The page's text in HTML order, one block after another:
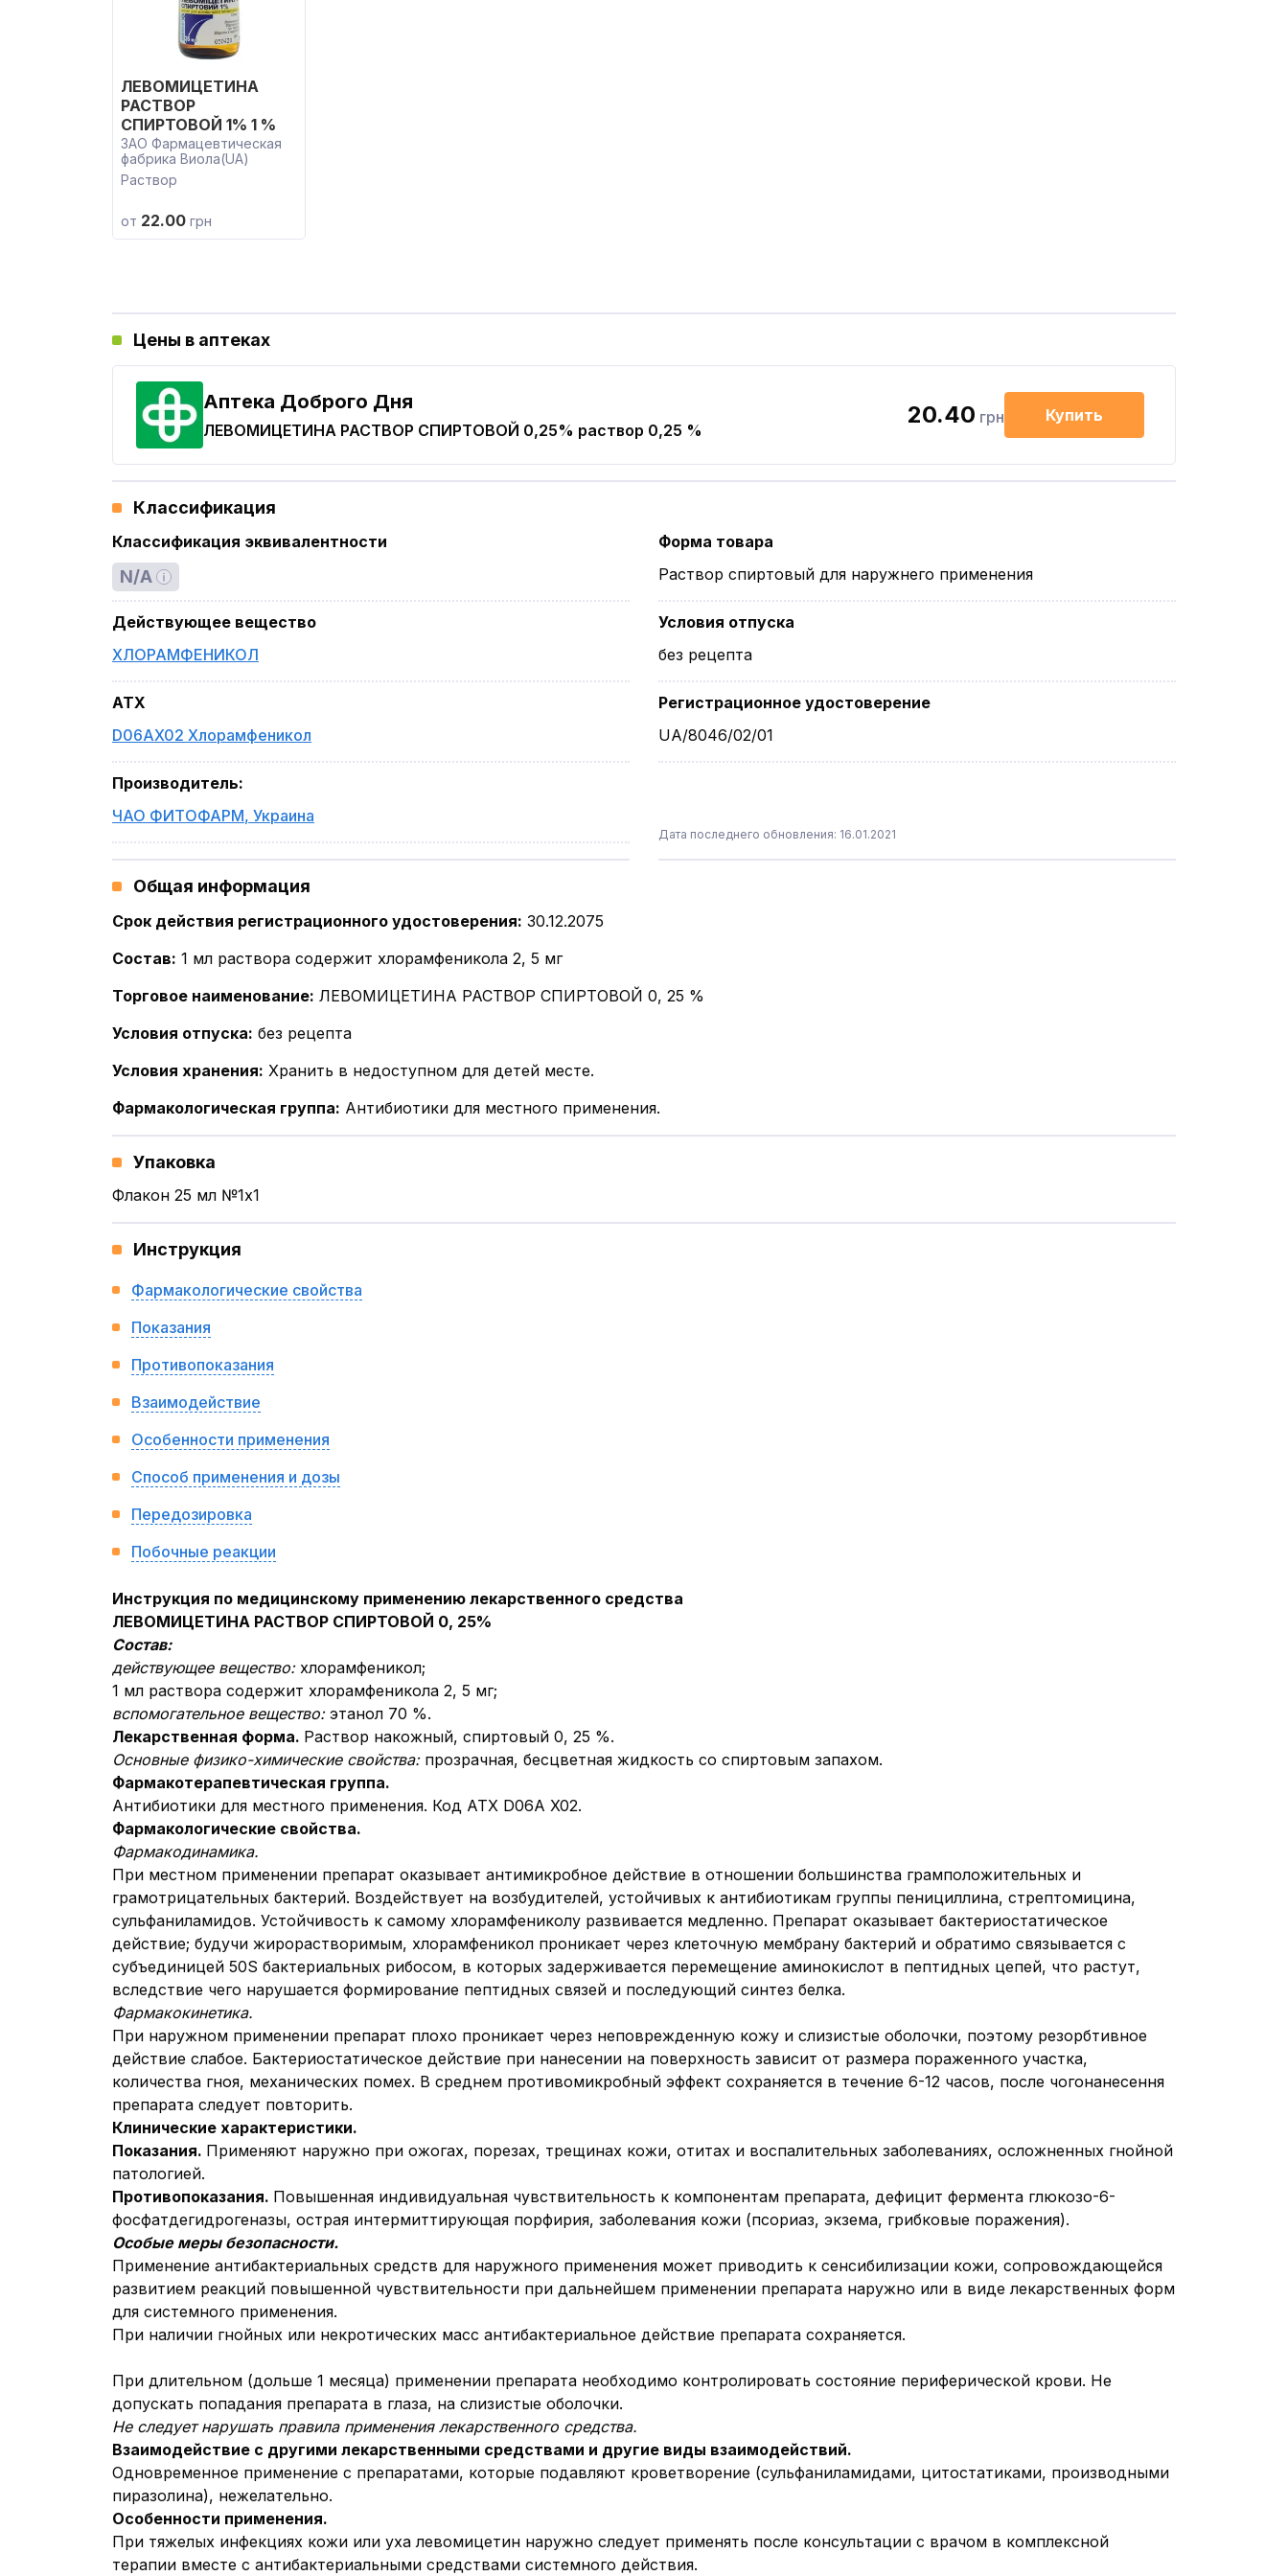
ЛЕВОМИЦЕТИНА
РАСТВОР
СПИРТОВОЙ 1% 1 %
ЗАО Фармацевтическая
фабрика Виола(UA)
Раствор
от 22.00 грн
Цены в аптеках
Аптека Доброго Дня
ЛЕВОМИЦЕТИНА РАСТВОР СПИРТОВОЙ 0,25% раствор 0,25 %
20.40 грн Купить
Классификация
Классификация эквивалентности
N/A
Действующее вещество
ХЛОРАМФЕНИКОЛ
ATX
D06AX02 Хлорамфеникол
Производитель:
ЧАО ФИТОФАРМ, Украина
Форма товара
Раствор спиртовый для наружнего применения
Условия отпуска
без рецепта
Регистрационное удостоверение
UA/8046/02/01
Дата последнего обновления: 16.01.2021
Общая информация
Срок действия регистрационного удостоверения: 30.12.2075
Состав: 1 мл раствора содержит хлорамфеникола 2, 5 мг
Торговое наименование: ЛЕВОМИЦЕТИНА РАСТВОР СПИРТОВОЙ 0, 25 %
Условия отпуска: без рецепта
Условия хранения: Хранить в недоступном для детей месте.
Фармакологическая группа: Антибиотики для местного применения.
Упаковка
Флакон 25 мл №1x1
Инструкция
Фармакологические свойства
Показания
Противопоказания
Взаимодействие
Особенности применения
Способ применения и дозы
Передозировка
Побочные реакции
Инструкция по медицинскому применению лекарственного средства
ЛЕВОМИЦЕТИНА РАСТВОР СПИРТОВОЙ 0, 25%
Состав:
действующее вещество: хлорамфеникол;
1 мл раствора содержит хлорамфеникола 2, 5 мг;
вспомогательное вещество: этанол 70 %.
Лекарственная форма. Раствор накожный, спиртовый 0, 25 %.
Основные физико-химические свойства: прозрачная, бесцветная жидкость со спиртовым запахом.
Фармакотерапевтическая группа.
Антибиотики для местного применения. Код АТХ D06A X02.
Фармакологические свойства.
Фармакодинамика.
При местном применении препарат оказывает антимикробное действие в отношении большинства грамположительных и
грамотрицательных бактерий. Воздействует на возбудителей, устойчивых к антибиотикам группы пенициллина, стрептомицина,
сульфаниламидов. Устойчивость к самому хлорамфениколу развивается медленно. Препарат оказывает бактериостатическое
действие; будучи жирорастворимым, хлорамфеникол проникает через клеточную мембрану бактерий и обратимо связывается с
субъединицей 50S бактериальных рибосом, в которых задерживается перемещение аминокислот в пептидных цепей, что растут,
вследствие чего нарушается формирование пептидных связей и последующий синтез белка.
Фармакокинетика.
При наружном применении препарат плохо проникает через неповрежденную кожу и слизистые оболочки, поэтому резорбтивное
действие слабое. Бактериостатическое действие при нанесении на поверхность зависит от размера пораженного участка,
количества гноя, механических помех. В среднем противомикробный эффект сохраняется в течение 6-12 часов, после чогонанесення
препарата следует повторить.
Клинические характеристики.
Показания. Применяют наружно при ожогах, порезах, трещинах кожи, отитах и воспалительных заболеваниях, осложненных гнойной
патологией.
Противопоказания. Повышенная индивидуальная чувствительность к компонентам препарата, дефицит фермента глюкозо-6-
фосфатдегидрогеназы, острая интермиттирующая порфирия, заболевания кожи (псориаз, экзема, грибковые поражения).
Особые меры безопасности.
Применение антибактериальных средств для наружного применения может приводить к сенсибилизации кожи, сопровождающейся
развитием реакций повышенной чувствительности при дальнейшем применении препарата наружно или в виде лекарственных форм
для системного применения.
При наличии гнойных или некротических масс антибактериальное действие препарата сохраняется.
При длительном (дольше 1 месяца) применении препарата необходимо контролировать состояние периферической крови. Не
допускать попадания препарата в глаза, на слизистые оболочки.
Не следует нарушать правила применения лекарственного средства.
Взаимодействие с другими лекарственными средствами и другие виды взаимодействий.
Одновременное применение с препаратами, которые подавляют кроветворение (сульфаниламидами, цитостатиками, производными
пиразолина), нежелательно.
Особенности применения.
При тяжелых инфекциях кожи или уха левомицетин наружно следует применять после консультации с врачом в комплексной
терапии вместе с антибактериальными средствами системного действия.